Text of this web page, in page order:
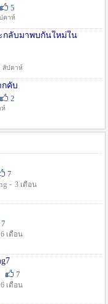
5
ดาห์
ะกลับมาพบกันใหม่ใน
สัปดาห์
คับ
2
ห์
7
- 3 เดือน
7
6 เดือน
7
6 เดือน